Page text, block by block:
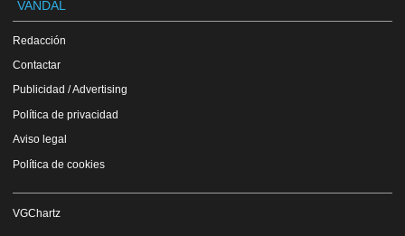
VANDAL
Redacción
Contactar
Publicidad / Advertising
Política de privacidad
Aviso legal
Política de cookies
VGChartz